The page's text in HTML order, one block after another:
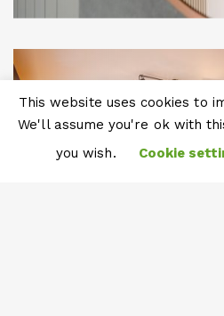
This website uses cookies to
We'll assume you're ok with
you wish.
Cookie
Mijn naam is Yves,